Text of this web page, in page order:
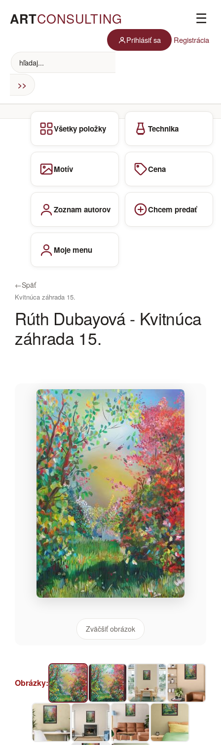
ARTCONSULTING ☰
Prihlásiť sa Registrácia
Všetky položky Technika
Motív Cena
Zoznam autorov Chcem predať
Moje menu
←Späť
Kvitnúca záhrada 15.
Rúth Dubayová - Kvitnúca
záhrada 15.
Zväčšiť obrázok
Obrázky: